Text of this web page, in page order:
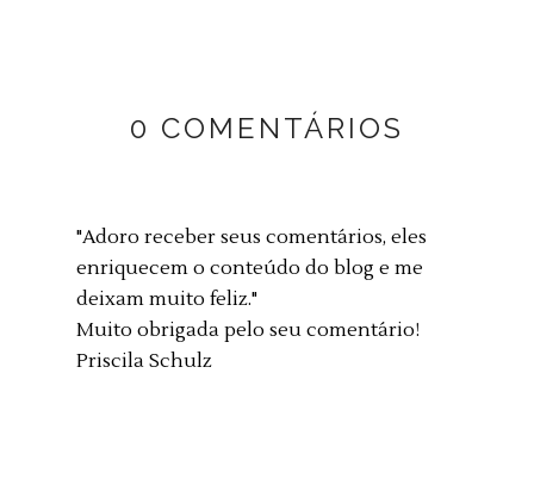
0 COMENTÁRIOS
"Adoro receber seus comentários, eles
enriquecem o conteúdo do blog e me
deixam muito feliz."
Muito obrigada pelo seu comentário!
Priscila Schulz